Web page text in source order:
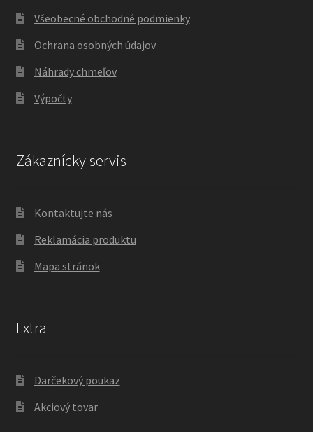
Všeobecné obchodné podmienky
Ochrana osobných údajov
Náhrady chmeľov
Výpočty
Zákaznícky servis
Kontaktujte nás
Reklamácia produktu
Mapa stránok
Extra
Darčekový poukaz
Akciový tovar